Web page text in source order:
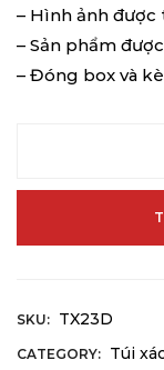
– Hình ảnh được
– Sản phẩm
– Đóng box và
SKU: TX23D
CATEGORY: Túi